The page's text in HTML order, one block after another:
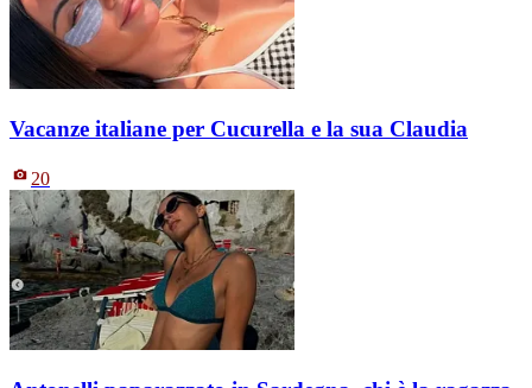
Vacanze italiane per Cucurella e la sua Claudia
20